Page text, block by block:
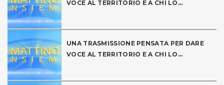
VOCE AL TERRITORIO E A CHI LO...
UNA TRASMISSIONE PENSATA PER DARE
VOCE AL TERRITORIO E A CHI LO...